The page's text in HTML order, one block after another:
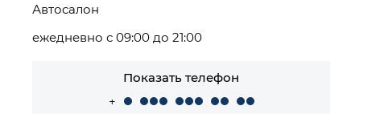
Автосалон
ежедневно с 09:00 до 21:00
Показать телефон
+